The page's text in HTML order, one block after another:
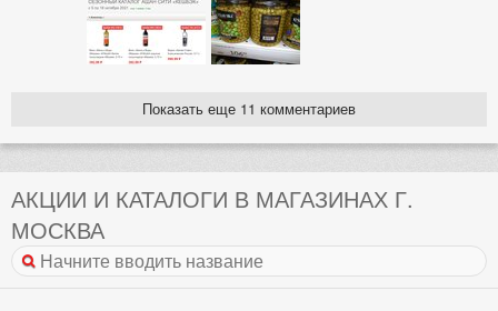
Показать еще 11 комментариев
АКЦИИ И КАТАЛОГИ В МАГАЗИНАХ Г.
МОСКВА